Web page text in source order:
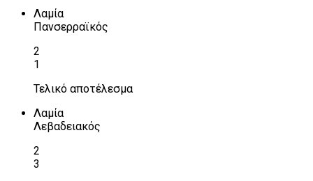
Λαμία
Πανσερραϊκός
2
1
Τελικό αποτέλεσμα
Λαμία
Λεβαδειακός
2
3